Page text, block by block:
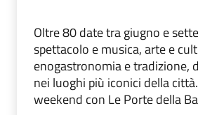
Oltre 80 date tra giugno e
spettacolo e musica, arte e
enogastronomia e tradizione,
nei luoghi più iconici della
weekend con Le Porte della